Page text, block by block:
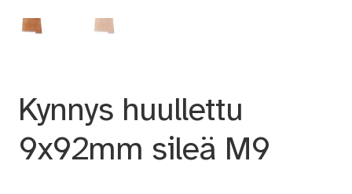
Kynnys huullettu
9x92mm sileä M9